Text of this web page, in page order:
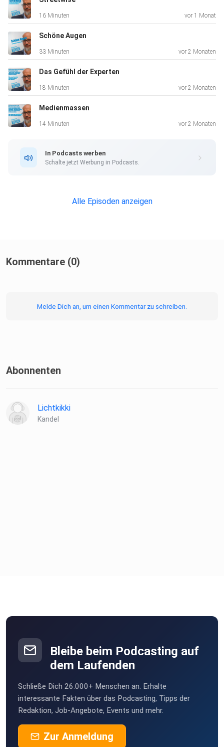
16 Minuten vor 1 Monat
Schöne Augen
33 Minuten vor 2 Monaten
Das Gefühl der Experten
18 Minuten vor 2 Monaten
Medienmassen
14 Minuten vor 2 Monaten
In Podcasts werben
Schalte jetzt Werbung in Podcasts.
Alle Episoden anzeigen
Kommentare (0)
Melde Dich an, um einen Kommentar zu schreiben.
Abonnenten
Lichtkikki
Kandel
Bleibe beim Podcasting auf
dem Laufenden
Schließe Dich 26.000+ Menschen an. Erhalte
interessante Fakten über das Podcasting, Tipps der
Redaktion, Job-Angebote, Events und mehr.
Zur Anmeldung